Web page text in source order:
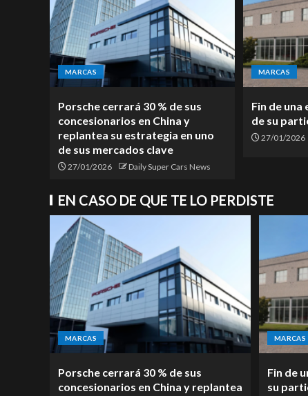
MARCAS
Porsche cerrará 30 % de sus
concesionarios en China y
replantea su estrategia en uno
de sus mercados clave
27/01/2026 Daily Super Cars News
MARCAS
Fin de
de su
27/01/2026
EN CASO DE QUE TE LO PERDISTE
MARCAS
Porsche cerrará 30 % de sus
concesionarios en China y replantea
MARCAS
Fin de
su